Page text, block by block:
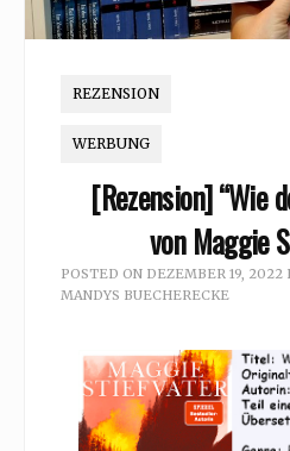
REZENSION
WERBUNG
[Rezension] “Wie
von Maggie
POSTED ON DEZEMBER 19, 2022
MANDYS BUECHERECKE